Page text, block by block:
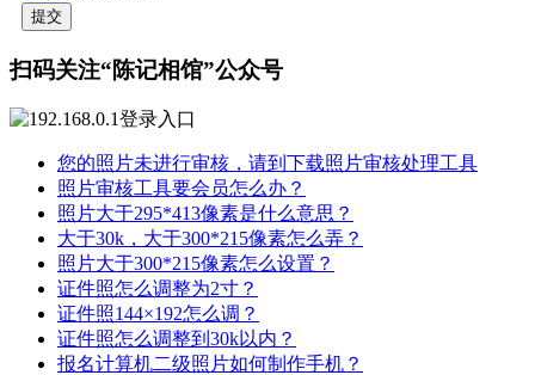
提交
扫码关注“陈记相馆”公众号
您的照片未进行审核，请到下载照片审核处理工具
照片审核工具要会员怎么办？
照片大于295*413像素是什么意思？
大于30k，大于300*215像素怎么弄？
照片大于300*215像素怎么设置？
证件照怎么调整为2寸？
证件照144×192怎么调？
证件照怎么调整到30k以内？
报名计算机二级照片如何制作手机？